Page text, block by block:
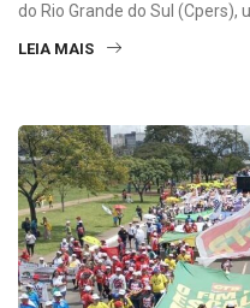
do Rio Grande do Sul (Cpers),
LEIA MAIS